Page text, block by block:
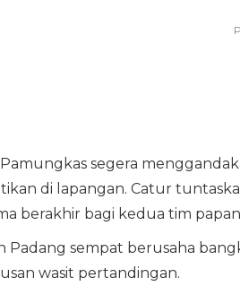
segera
di lapangan. Catur
berakhir bagi kedua tim
Padang sempat berusaha
wasit pertandingan.